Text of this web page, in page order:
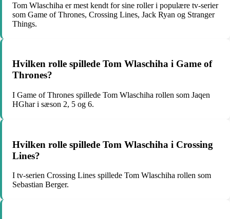
Tom Wlaschiha er mest kendt for sine roller i populære tv-serier
som Game of Thrones, Crossing Lines, Jack Ryan og Stranger
Things.
Hvilken rolle spillede Tom Wlaschiha i Game of
Thrones?
I Game of Thrones spillede Tom Wlaschiha rollen som Jaqen
HGhar i sæson 2, 5 og 6.
Hvilken rolle spillede Tom Wlaschiha i Crossing
Lines?
I tv-serien Crossing Lines spillede Tom Wlaschiha rollen som
Sebastian Berger.